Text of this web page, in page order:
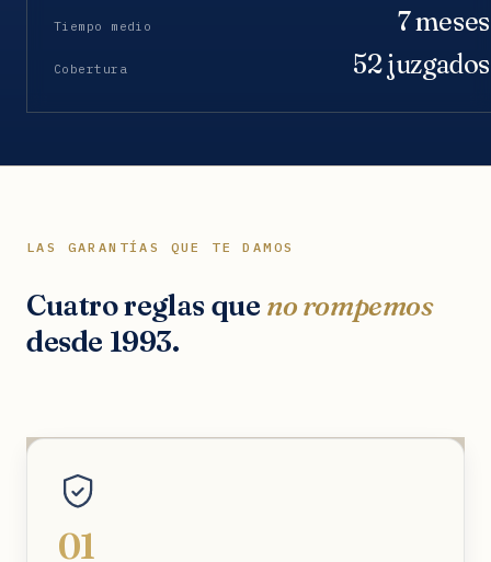
Tiempo medio 7 meses
Cobertura 52 juzgados
LAS GARANTÍAS QUE TE DAMOS
Cuatro reglas que no rompemos
desde 1993.
01